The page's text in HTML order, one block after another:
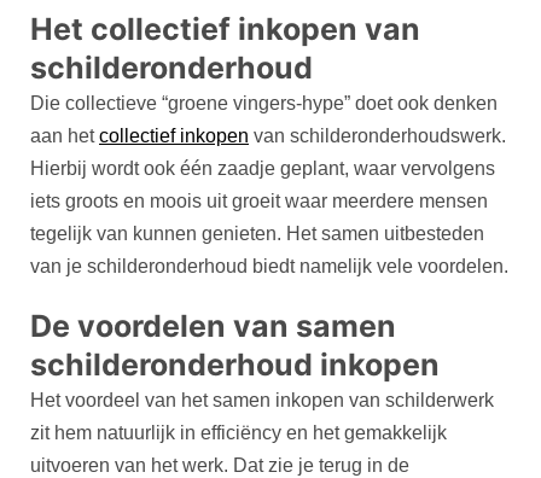
Het collectief inkopen van
schilderonderhoud
Die collectieve “groene vingers-hype” doet ook denken
aan hetcollectief inkopen van schilderonderhoudswerk.
Hierbij wordt ook één zaadje geplant, waar vervolgens
iets groots en moois uit groeit waar meerdere mensen
tegelijk van kunnen genieten. Het samen uitbesteden
van je schilderonderhoud biedt namelijk vele voordelen.
De voordelen van samen
schilderonderhoud inkopen
Het voordeel van het samen inkopen van schilderwerk
zit hem natuurlijk in efficiëncy en het gemakkelijk
uitvoeren van het werk. Dat zie je terug in de